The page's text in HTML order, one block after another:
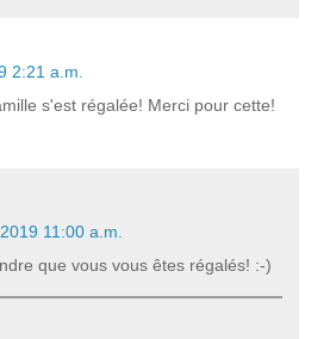
2:21 a.m.
s'est régalée! Merci pour cette!
11:00 a.m.
que vous vous êtes régalés! :-)